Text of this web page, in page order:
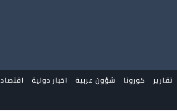
تقارير كورونا شؤون عربية اخبار دولية اقتصاد